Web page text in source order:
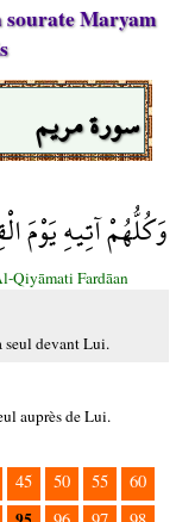
sourate Maryam
سورة مريم
وَكُلُّهُمْ آتِيهِ يَوْمَ
Qiyāmati Fardāan
seul devant Lui.
auprès de Lui.
45 50 55
60